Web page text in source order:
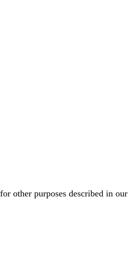
other purposes described in our